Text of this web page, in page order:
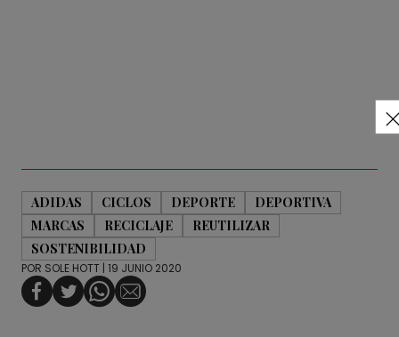
ADIDAS CICLOS DEPORTE
DEPORTIVA
MARCAS
RECICLAJE
REUTILIZAR
SOSTENIBILIDAD
POR SOLE HOTT | 19 JUNIO 2020